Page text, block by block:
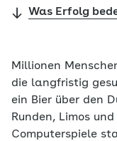
Was Erfolg
Millionen
die langfristig
ein Bier über den
Runden, Limos
Computerspiele